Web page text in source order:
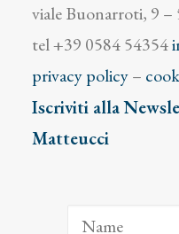
viale Buonarroti, 9
tel +39 0584 54354
privacy policy–
Iscriviti alla
Matteucci